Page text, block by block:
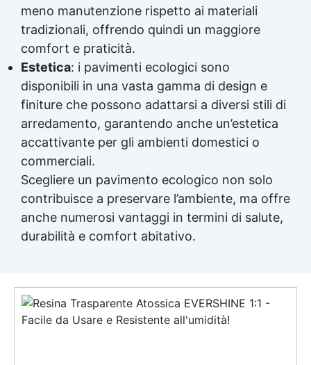
meno manutenzione rispetto ai materiali
tradizionali, offrendo quindi un maggiore
comfort e praticità.
Estetica: i pavimenti ecologici sono
disponibili in una vasta gamma di design e
finiture che possono adattarsi a diversi stili di
arredamento, garantendo anche un’estetica
accattivante per gli ambienti domestici o
commerciali.
Scegliere un pavimento ecologico non solo
contribuisce a preservare l’ambiente, ma offre
anche numerosi vantaggi in termini di salute,
durabilità e comfort abitativo.